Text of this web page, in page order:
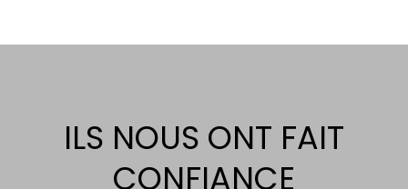
ILS NOUS ONT FAIT
CONFIANCE